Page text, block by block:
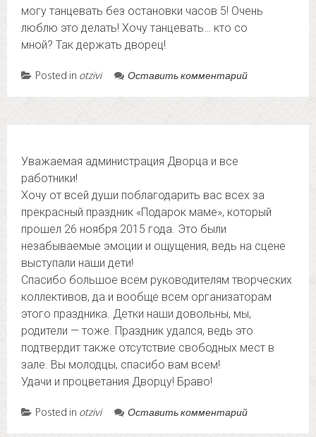
могу танцевать без остановки часов 5! Очень
люблю это делать! Хочу танцевать… кто со
мной? Так держать дворец!
Posted in otzivi Оставить комментарий
Уважаемая администрация Дворца и все
работники!
Хочу от всей души поблагодарить вас всех за
прекрасный праздник «Подарок маме», который
прошел 26 ноября 2015 года. Это были
незабываемые эмоции и ощущения, ведь на сцене
выступали наши дети!
Спасибо большое всем руководителям творческих
коллективов, да и вообще всем организаторам
этого праздника. Детки наши довольны, мы,
родители — тоже. Праздник удался, ведь это
подтвердит также отсутствие свободных мест в
зале. Вы молодцы, спасибо вам всем!
Удачи и процветания Дворцу! Браво!
Posted in otzivi Оставить комментарий